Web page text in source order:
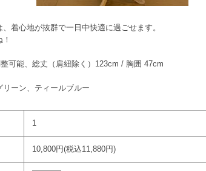
着心地が抜群で一日中快適に過ごせます。
可能、総丈（肩紐除く）123cm / 胸囲 47cm
ーン、ティールブルー
1
10,800円(税込11,880円)